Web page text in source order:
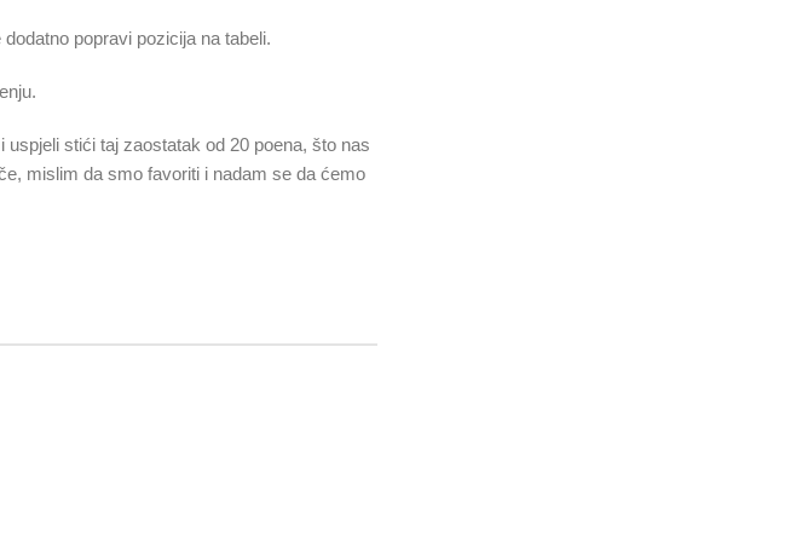
popravi pozicija na tabeli.
stići taj zaostatak od 20 poena, što nas
mislim da smo favoriti i nadam se da ćemo